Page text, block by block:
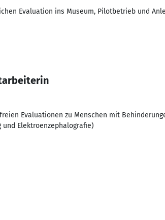
Evaluation ins Museum, Pilotbetrieb und
Evaluationen zu Menschen mit
Elektroenzephalografie)